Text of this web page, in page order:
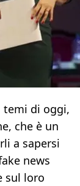
temi di oggi,
che è un
a sapersi
news
sul loro